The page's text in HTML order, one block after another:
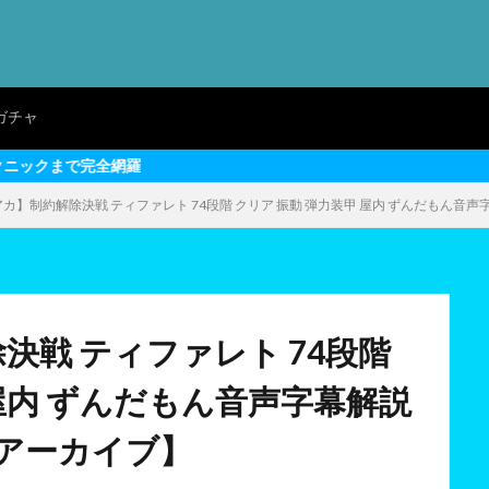
チャ
】制約解除決戦 ティファレト 74段階 クリア 振動 弾力装甲 屋内 ずんだもん音
戦 ティファレト 74段階
ずんだもん音声字幕解説
カイブ】